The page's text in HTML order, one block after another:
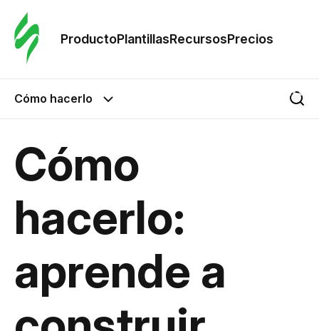
ProductoPlantillasRecursosPrecios
Cómo hacerlo
Cómo
hacerlo:
aprende a